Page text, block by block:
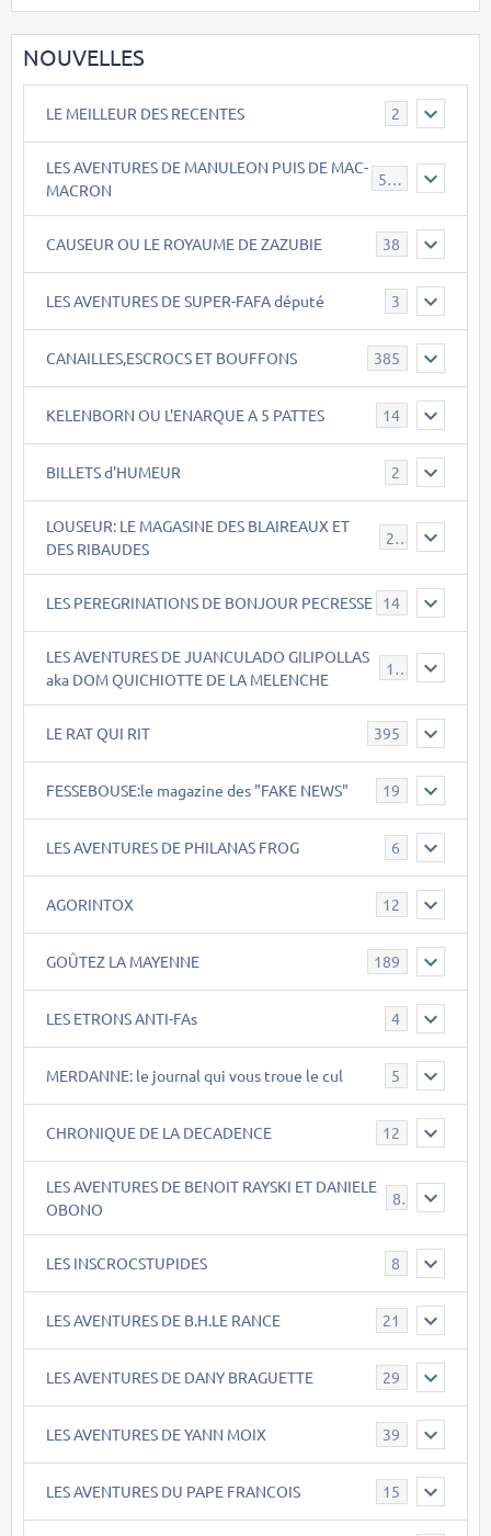
NOUVELLES
LE MEILLEUR DES RECENTES 2
LES AVENTURES DE MANULEON PUIS DE MAC-
MACRON
543
CAUSEUR OU LE ROYAUME DE ZAZUBIE 38
LES AVENTURES DE SUPER-FAFA député 3
CANAILLES,ESCROCS ET BOUFFONS 385
KELENBORN OU L'ENARQUE A 5 PATTES 14
BILLETS d'HUMEUR 2
LOUSEUR: LE MAGASINE DES BLAIREAUX ET
DES RIBAUDES
21
LES PEREGRINATIONS DE BONJOUR PECRESSE 14
LES AVENTURES DE JUANCULADO GILIPOLLAS
aka DOM QUICHIOTTE DE LA MELENCHE
119
LE RAT QUI RIT 395
FESSEBOUSE:le magazine des "FAKE NEWS" 19
LES AVENTURES DE PHILANAS FROG 6
AGORINTOX 12
GOÛTEZ LA MAYENNE 189
LES ETRONS ANTI-FAs 4
MERDANNE: le journal qui vous troue le cul 5
CHRONIQUE DE LA DECADENCE 12
LES AVENTURES DE BENOIT RAYSKI ET DANIELE
OBONO
8
LES INSCROCSTUPIDES 8
LES AVENTURES DE B.H.LE RANCE 21
LES AVENTURES DE DANY BRAGUETTE 29
LES AVENTURES DE YANN MOIX 39
LES AVENTURES DU PAPE FRANCOIS 15